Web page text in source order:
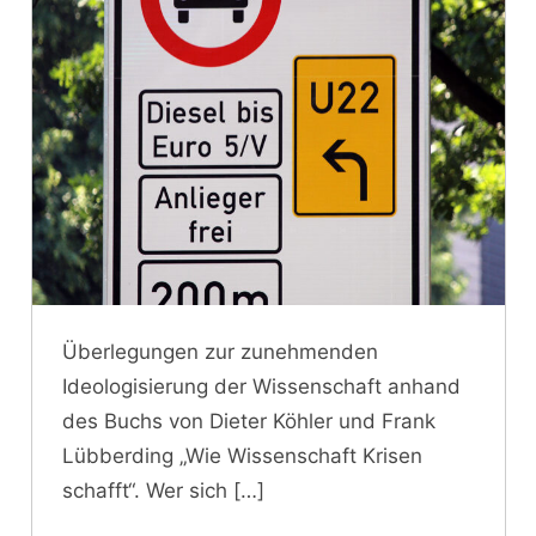
Überlegungen zur zunehmenden
Ideologisierung der Wissenschaft anhand
des Buchs von Dieter Köhler und Frank
Lübberding „Wie Wissenschaft Krisen
schafft“. Wer sich